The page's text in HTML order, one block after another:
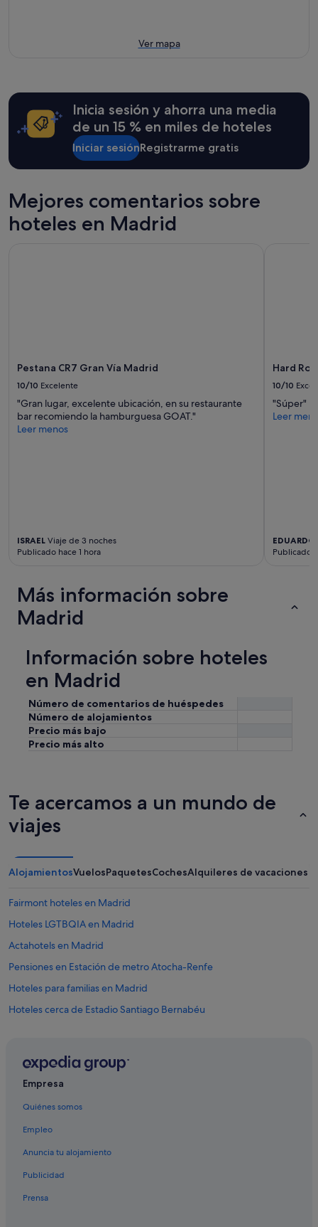
Ver mapa
Inicia sesión y ahorra una media
de un 15 % en miles de hoteles
Iniciar sesiónRegistrarme gratis
Mejores comentarios sobre
hoteles en Madrid
Pestana CR7 Gran Vía Madrid
10/10 Excelente
"Gran lugar, excelente ubicación, en su restaurante
bar recomiendo la hamburguesa GOAT."
Leer menos
ISRAEL Viaje de 3 noches
Publicado hace 1 hora
Hard
10/10
"Súper"
Leer
EDUARDO
Publicado
Más información sobre
Madrid
Información sobre hoteles
en Madrid
Número de comentarios de huéspedes
Número de alojamientos
Precio más bajo
Precio más alto
Te acercamos a un mundo de
viajes
AlojamientosVuelosPaquetesCochesAlquileres de vacaciones
Fairmont hoteles en Madrid
Hoteles LGTBQIA en Madrid
Actahotels en Madrid
Pensiones en Estación de metro Atocha-Renfe
Hoteles para familias en Madrid
Hoteles cerca de Estadio Santiago Bernabéu
Steigenberger hoteles en Madrid
Hotusa hoteles en Distrito Centro de Madrid
Celuisma Hoteles en Madrid
Hyatt Hotels en Distrito Centro de Madrid
Hoteles históricos en Madrid
Empresa
Quiénes somos
Empleo
Anuncia tu alojamiento
Publicidad
Prensa